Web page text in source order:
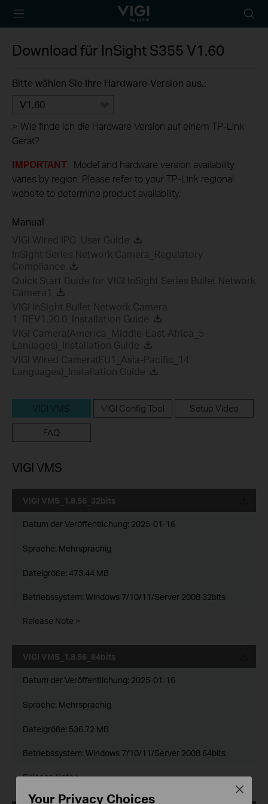
TP-Link, Reliably
Download für InSight S355 V1.60
Bitte wählen Sie Ihre Hardware-Version aus.:
V1.60
> Wie finde ich die Hardware Version auf einem TP-Link
Gerät?
IMPORTANT: Model and hardware version availability
varies by region. Please refer to your TP-Link regional
website to determine product availability.
Manual
VIGI Wired IPC_User Guide
InSight Series Network Camera_Regulatory
Compliance
Quick Start Guide for VIGI InSight Series Bullet Network
Camera1
VIGI InSight Bullet Network Camera
1_REV1.20.0_Installation Guide
VIGI Camera(America_Middle-East-Africa_5
Lanuages)_Installation Guide
VIGI Wired Camera(EU1_Asia-Pacific_14
Languages)_Installation Guide
VIGI VMS VIGI Config Tool Setup Video
FAQ
VIGI VMS
VIGI VMS_1.8.56_32bits
Datum der Veröffentlichung: 2025-01-16
Sprache: Mehrsprachig
Dateigröße: 473.44 MB
Betriebssystem: Windows 7/10/11/Server 2008 32bits
Release Note >
VIGI VMS_1.8.56_64bits
Datum der Veröffentlichung: 2025-01-16
Sprache: Mehrsprachig
Dateigröße: 536.72 MB
Betriebssystem: Windows 7/10/11/Server 2008 64bits
Release Note >
Your Privacy Choices
Close